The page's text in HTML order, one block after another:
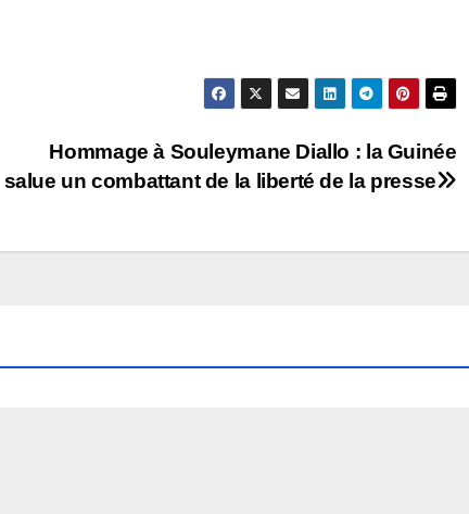
Hommage à Souleymane Diallo : la Guinée
salue un combattant de la liberté de la presse